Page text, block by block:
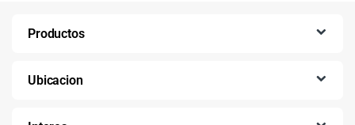
Productos
Ubicacion